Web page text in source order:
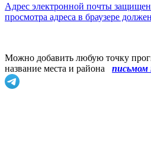
Адрес электронной почты
просмотра адреса в браузере
Можно добавить любую точку
название места и района
письмом